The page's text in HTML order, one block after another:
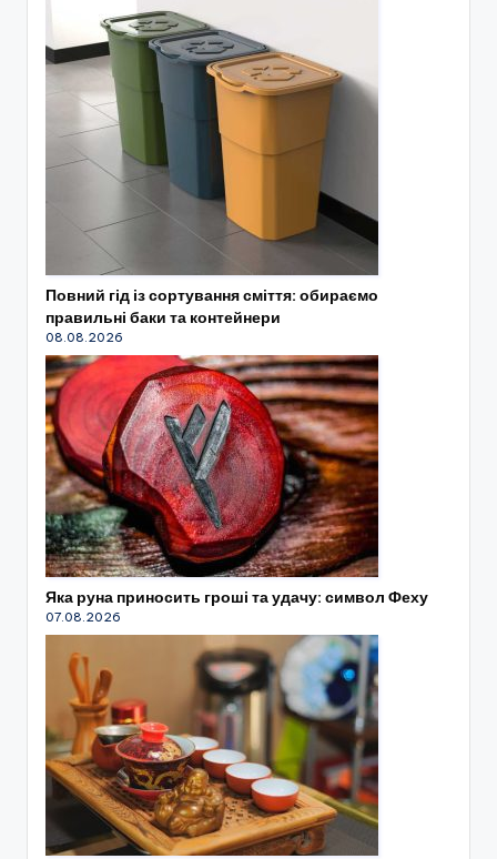
Повний гід із сортування сміття: обираємо
правильні баки та контейнери
08.08.2026
Яка руна приносить гроші та удачу: символ Феху
07.08.2026